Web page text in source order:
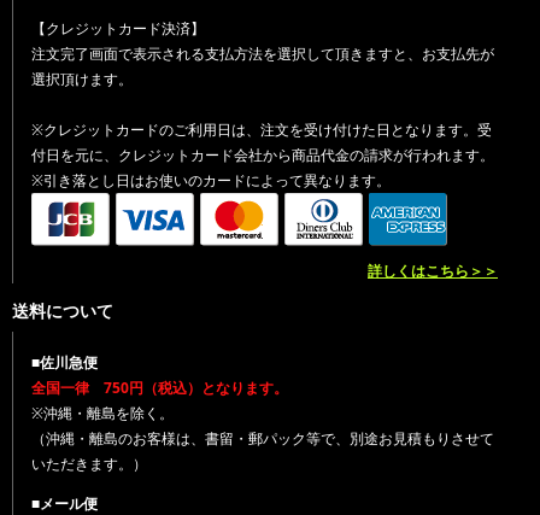
【クレジットカード決済】
注文完了画面で表示される支払方法を選択して頂きますと、お支払先が
選択頂けます。
※クレジットカードのご利用日は、注文を受け付けた日となります。受
付日を元に、クレジットカード会社から商品代金の請求が行われます。
※引き落とし日はお使いのカードによって異なります。
詳しくはこちら＞＞
送料について
■佐川急便
全国一律 750円（税込）となります。
※沖縄・離島を除く。
（沖縄・離島のお客様は、書留・郵パック等で、別途お見積もりさせて
いただきます。）
■メール便